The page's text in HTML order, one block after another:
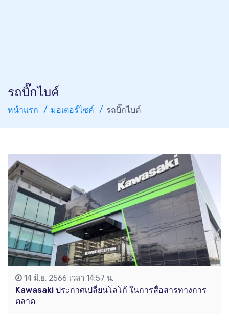
รถบิ๊กไบค์
หน้าแรก มอเตอร์ไซค์ รถบิ๊กไบค์
14 มิ.ย. 2566 เวลา 14:57 น.
Kawasaki ประกาศเปลี่ยนโลโก้ ในการสื่อสารทางการ
ตลาด